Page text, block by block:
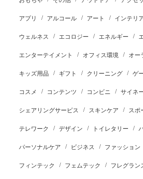
アプリ アルコール アート インテリ
ウェルネス エコロジー エネルギー
エンターテイメント オフィス環境 オー
キッズ用品 ギフト クリーニング ゲ
コスメ コンテンツ コンビニ サイネ
シェアリングサービス スキンケア スポ
テレワーク デザイン トイレタリー
パーソナルケア ビジネス ファッション
フィンテック フェムテック フレグラン